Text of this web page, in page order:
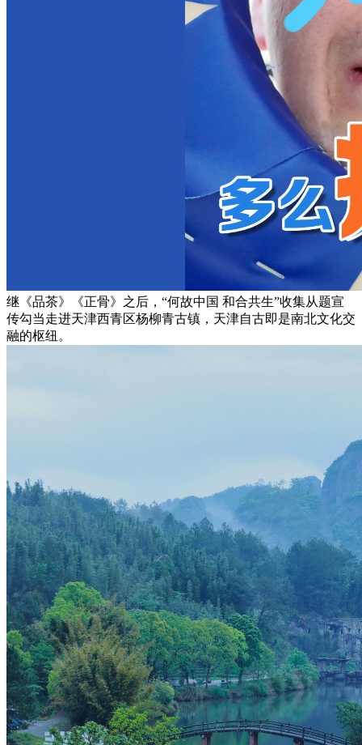
继《品茶》《正骨》之后，“何故中国 和合共生”收集从题宣
传勾当走进天津西青区杨柳青古镇，天津自古即是南北文化交
融的枢纽。